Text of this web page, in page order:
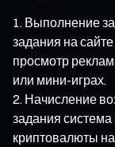
Выполнение
задания на
просмотр
или мини-играх.
Начисление
задания
криптовалюты